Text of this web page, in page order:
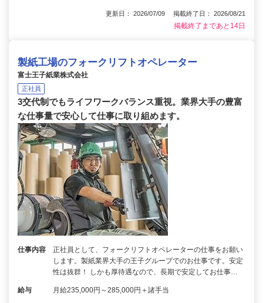
更新日： 2026/07/09 掲載終了日： 2026/08/21
掲載終了まであと14日
製紙工場のフォークリフトオペレーター
富士王子紙業株式会社
正社員
3交代制でもライフワークバランス重視。業界大手の豊富
な仕事量で安心して仕事に取り組めます。
仕事内容
正社員として、フォークリフトオペレーターの仕事をお願い
します。製紙業界大手の王子グループでのお仕事です。安定
性は抜群！ しかも厚待遇なので、長期で安定してお仕事…
給与 月給235,000円～285,000円＋諸手当